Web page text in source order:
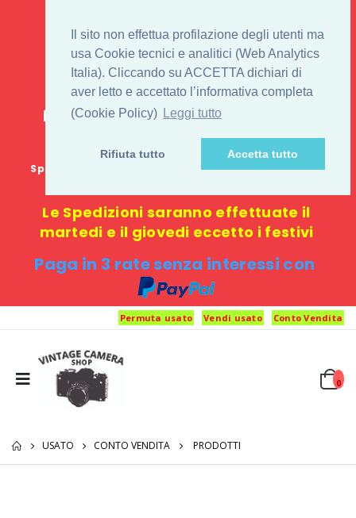
Il sito non effettua profilazione degli utenti ma
usa Cookie tecnici e analitici (Web Analytics
Italia). Cliccando su ACCETTA dichiari di
aver letto e accettato l’informativa completa
(Cookie Policy) Leggi tutto
Rifiuta tutto Accetta tutto
IL 1° STORE ON LINE
PENTAX USATO E
NUOVO
E-commerce 100% online: nessun
negozio fisico o punto di ritiro
Spedizione GRATUITA in Italia con spesa minima di
Le Spedizioni saranno effettuate il
martedi e il giovedi eccetto i festivi
Paga in 3 rate senza interessi con
Permuta usato Vendi usato Conto Vendita
0
USATO CONTO VENDITA PRODOTTI